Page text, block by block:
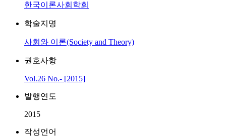
한국이론사회학회
학술지명
사회와 이론(Society and Theory)
권호사항
Vol.26 No.- [2015]
발행연도
2015
작성언어